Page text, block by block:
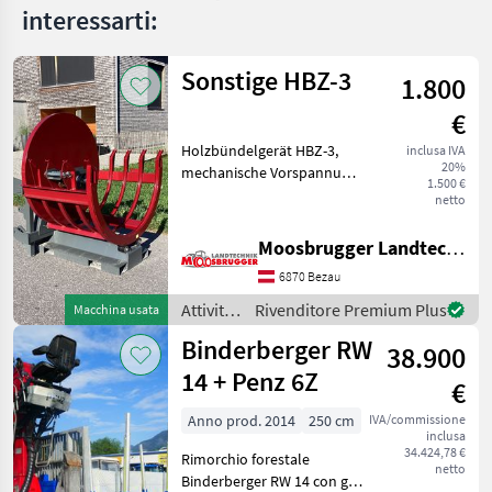
interessarti:
Macchina usata
Sonstige HBZ-3
1.800
€
inclusa IVA
20%
1.500 €
netto
Holzbündelgerät HBZ-3,
mechanische Vorspannung,
Stapleraufnahme,
Euroaufnahme,
Gesamtgewicht 330kg.
Vollgendes Zubehör ist
Moosbrugger Landtechnik GmbH
6870 Bezau
Attività
forestali
e
lavorazione
del
legno /
Rivenditore Premium Plus
Binderberger RW
14 + Penz 6Z
38.900
€
IVA/commissione
inclusa
34.424,78 €
netto
Anno prod. 2014
250 cm
Rimorchio forestale
Binderberger RW 14 con gru